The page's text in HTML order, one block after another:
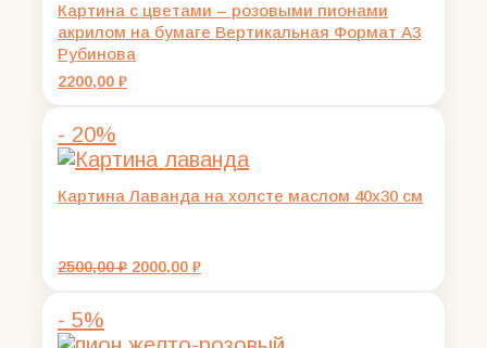
Картина с цветами – розовыми пионами
акрилом на бумаге Вертикальная Формат А3
Рубинова
2200,00 ₽
- 20%
Картина Лаванда на холсте маслом 40х30 см
2500,00₽ Первоначальная
2000,00 ₽Текущая
- 5%